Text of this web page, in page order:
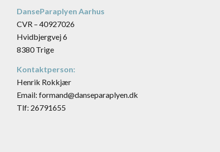
DanseParaplyen Aarhus
CVR – 40927026
Hvidbjergvej 6
8380 Trige
Kontaktperson:
Henrik Rokkjær
Email: formand@danseparaplyen.dk
Tlf: 26791655